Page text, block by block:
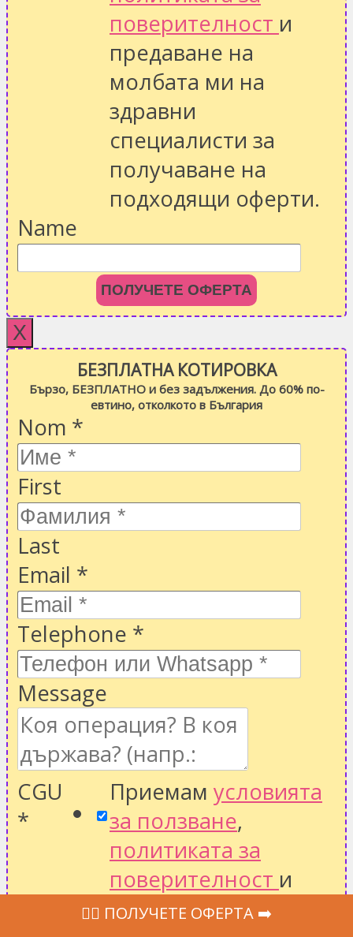
поверителност и
предаване на
молбата ми на
здравни
специалисти за
получаване на
подходящи оферти.
Name
ПОЛУЧЕТЕ ОФЕРТА
X
БЕЗПЛАТНА КОТИРОВКА
Бързо, БЕЗПЛАТНО и без задължения. До 60% по-
евтино, отколкото в България
Nom *
First
Last
Email *
Telephone *
Message
CGU
*
Приемам условията
за ползване,
политиката за
поверителност и
предаване на
‍👩‍⚕ ПОЛУЧЕТЕ ОФЕРТА ➡️